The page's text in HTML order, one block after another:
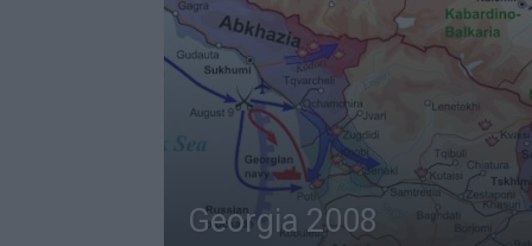
Georgia 2008